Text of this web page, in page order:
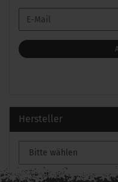
ZUR
ANMELDUNG
E-
Mail
Hersteller